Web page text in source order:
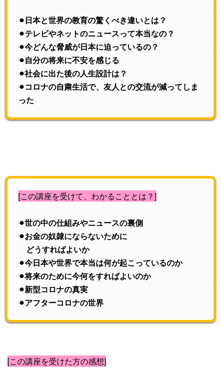
⚫︎日本と世界の教育の驚くべき違いとは？
⚫︎テレビやネットのニュースって本当なの？
⚫︎今どんな脅威が日本に迫っているの？
⚫︎自分の将来に不安を感じる
⚫︎社会に出た後の人生設計は？
⚫︎コロナの自粛生活で、友人との交流が減ってしま
った
[この講座を受けて、わかることとは？]
⚫︎世の中の仕組みやニュースの裏側
⚫︎お金の奴隷にならないために
どうすればよいか
⚫︎今日本や世界で本当は何が起こっているのか
⚫︎将来のために今何をすればよいのか
⚫︎新型コロナの真実
⚫︎アフターコロナの世界
[この講座を受けた方の感想]